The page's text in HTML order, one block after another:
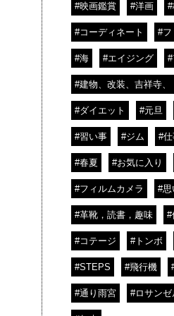
#映画鑑賞 #洋画
#コーディネート #フ
#海 #エイジング
#建物、改装、吉祥寺、
#ダイエット #元旦
#習い事 #ジム #
#春夏 #お気に入り
#フィルムカメラ #思
#革靴，読書，趣味 #
#コテージ #トンボ
#STEPS #飛行機
#通り雨宮 #ロサンゼ